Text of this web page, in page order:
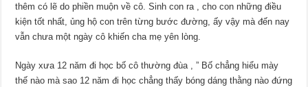
thêm có lẽ do phiền muộn về cô. Sinh con ra , cho con những điều
kiện tốt nhất, ủng hộ con trên từng bước đường, ấy vậy mà đến nay
vẫn chưa một ngày cô khiến cha mẹ yên lòng.
Ngày xưa 12 năm đi học bố cô thường đùa , ” Bố chẳng hiểu mày
thế nào mà sao 12 năm đi học chẳng thấy bóng dáng thằng nào đứng